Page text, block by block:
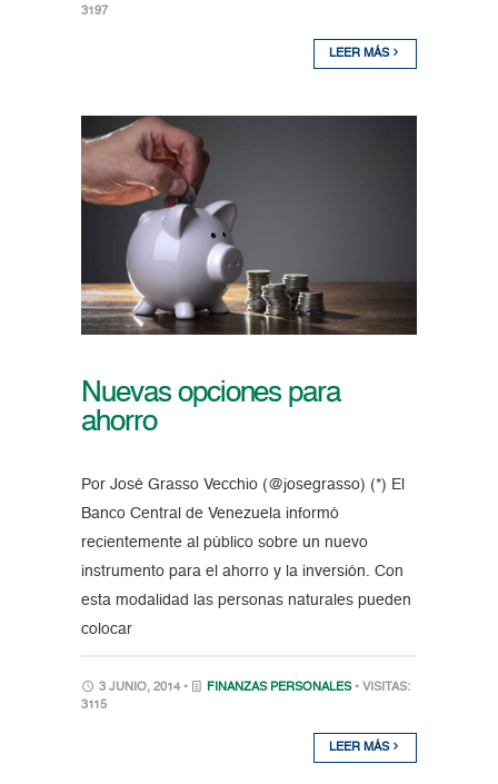
3197
LEER MÁS
Nuevas opciones para
ahorro
Por José Grasso Vecchio (@josegrasso) (*) El
Banco Central de Venezuela informó
recientemente al público sobre un nuevo
instrumento para el ahorro y la inversión. Con
esta modalidad las personas naturales pueden
colocar
3 JUNIO, 2014 • FINANZAS PERSONALES • VISITAS:
3115
LEER MÁS